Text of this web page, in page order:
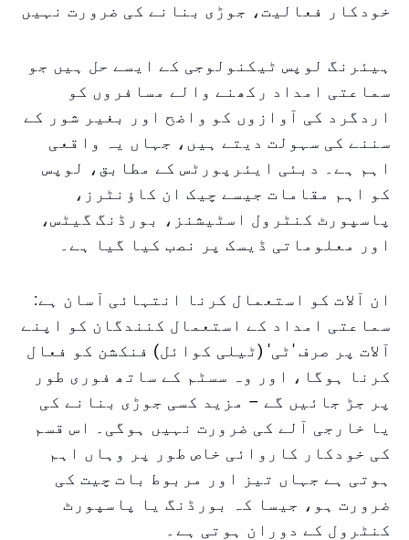
خودکار فعالیت، جوڑی بنانے کی ضرورت نہیں
ہیئرنگ لوپس ٹیکنولوجی کے ایسے حل ہیں جو
سماعتی امداد رکھنے والے مسافروں کو
اردگرد کی آوازوں کو واضح اور بغیر شور کے
سننے کی سہولت دیتے ہیں، جہاں یہ واقعی
اہم ہے۔ دبئی ایئرپورٹس کے مطابق، لوپس
کو اہم مقامات جیسے چیک ان کاؤنٹرز،
پاسپورٹ کنٹرول اسٹیشنز، بورڈنگ گیٹس،
اور معلوماتی ڈیسک پر نصب کیا گیا ہے۔
ان آلات کو استعمال کرنا انتہائی آسان ہے:
سماعتی امداد کے استعمال کنندگان کو اپنے
آلات پر صرف 'ٹی' (ٹیلی کوائل) فنکشن کو فعال
کرنا ہوگا، اور وہ سسٹم کے ساتھ فوری طور
پر جڑ جائیں گے – مزید کسی جوڑی بنانے کی
یا خارجی آلے کی ضرورت نہیں ہوگی۔ اس قسم
کی خودکار کاروائی خاص طور پر وہاں اہم
ہوتی ہے جہاں تیز اور مربوط بات چیت کی
ضرورت ہو، جیسا کہ بورڈنگ یا پاسپورٹ
کنٹرول کے دوران ہوتی ہے۔